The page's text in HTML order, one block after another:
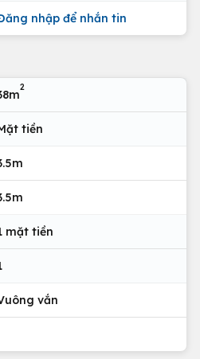
nhập để nhắn tin
2
tiền
mặt tiền
vắn